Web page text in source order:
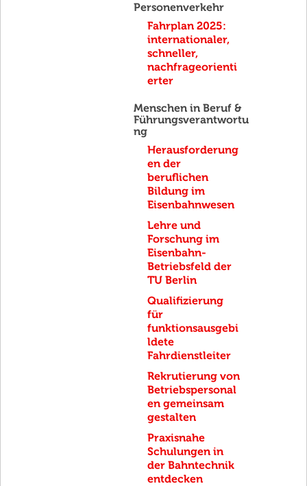
Personenverkehr
Fahrplan 2025:
internationaler,
schneller,
nachfrageorienti
erter
Menschen in Beruf &
Führungsverantwortu
ng
Herausforderung
en der
beruflichen
Bildung im
Eisenbahnwesen
Lehre und
Forschung im
Eisenbahn-
Betriebsfeld der
TU Berlin
Qualifizierung
für
funktionsausgebi
ldete
Fahrdienstleiter
Rekrutierung von
Betriebspersonal
en gemeinsam
gestalten
Praxisnahe
Schulungen in
der Bahntechnik
entdecken